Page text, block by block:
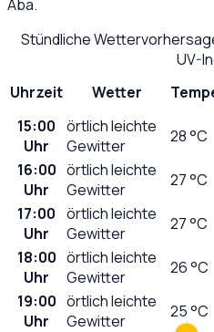
Aba.
Stündliche
UV-
Uhrzeit
Wetter
15:00
Uhr
örtlich leichte
Gewitter
28°C
16:00
Uhr
örtlich leichte
Gewitter
27°C
17:00
Uhr
örtlich leichte
Gewitter
27°C
18:00
Uhr
örtlich leichte
Gewitter
26°C
19:00
Uhr
örtlich leichte
Gewitter
25°C